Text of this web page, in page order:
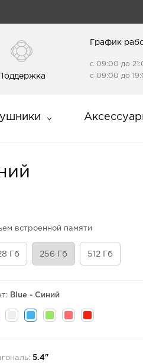
Поддержка
График
с 09:00 до
с 09:00 до
встроенной памяти
Гб 256 Гб 512 Гб
Blue - Синий
5.4"